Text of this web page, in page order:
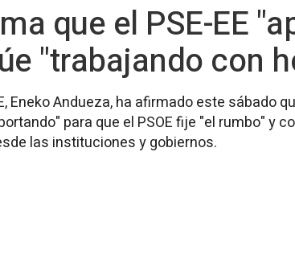
que el PSE-EE
"trabajando con
Eneko Andueza, ha afirmado este sábado
para que el PSOE fije "el rumbo" y
las instituciones y gobiernos.